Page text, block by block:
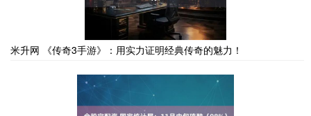
米升网 《传奇3手游》：用实力证明经典传奇的魅力！